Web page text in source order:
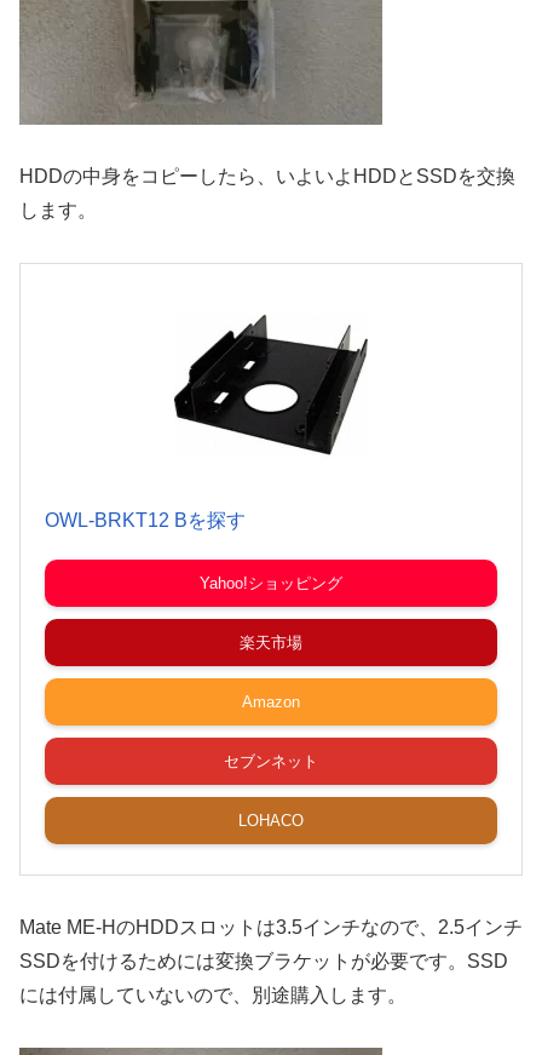
HDDの中身をコピーしたら、いよいよHDDとSSDを交換
します。
OWL-BRKT12 Bを探す
Yahoo!ショッピング
楽天市場
Amazon
セブンネット
LOHACO
Mate ME-HのHDDスロットは3.5インチなので、2.5インチ
SSDを付けるためには変換ブラケットが必要です。SSD
には付属していないので、別途購入します。